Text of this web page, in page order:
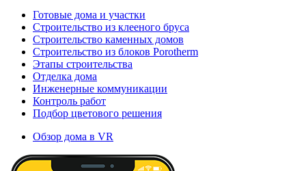
Готовые дома и участки
Строительство из клееного бруса
Строительство каменных домов
Строительство из блоков Porotherm
Этапы строительства
Отделка дома
Инженерные коммуникации
Контроль работ
Подбор цветового решения
Обзор дома в VR